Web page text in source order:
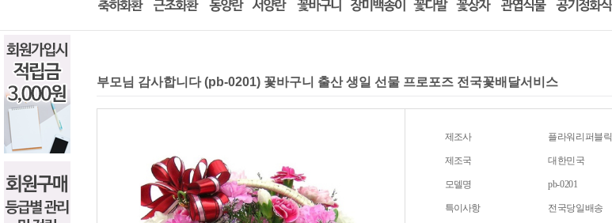
부모님 감사합니다 (pb-0201) 꽃바구니 출산 생일 선물 프로포즈 전국꽃배달서비스
제조사 플라워리퍼블릭
제조국 대한민국
모델명 pb-0201
특이사항 전국당일배송